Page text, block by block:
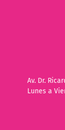
Av. Dr.
Lunes a